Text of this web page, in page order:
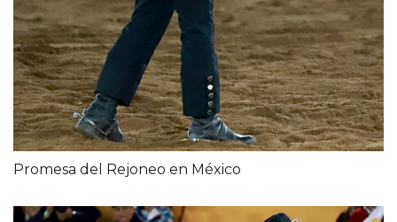
Promesa del Rejoneo en México